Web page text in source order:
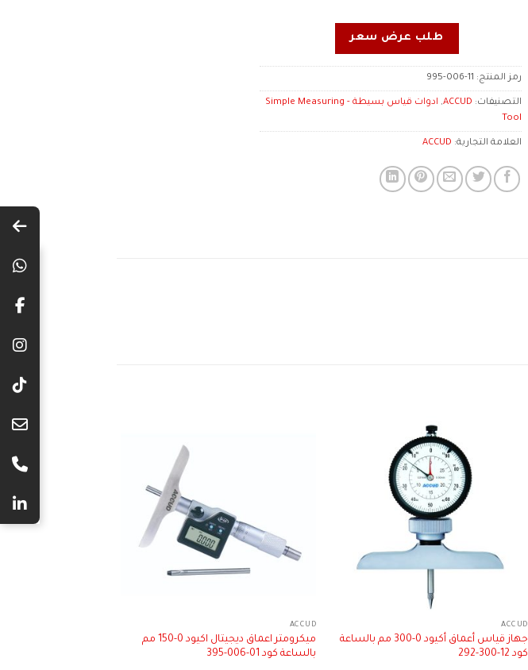
طلب عرض سعر
رمز المنتج: 995-006-11
التصنيفات: ACCUD
,
ادوات قياس بسيطة - Simple Measuring
Tool
العلامة التجارية: ACCUD
ACCUD
جهاز قياس أعماق أكيود 0-300 مم بالساعة
كود 12-300-292
ACCUD
ميكرومتر اعماق ديجيتال اكيود 0-150 مم
بالساعة كود 01-006-395